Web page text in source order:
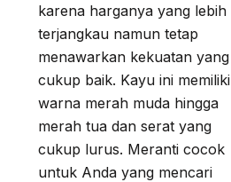
karena harganya yang lebih
terjangkau namun tetap
menawarkan kekuatan yang
cukup baik. Kayu ini memiliki
warna merah muda hingga
merah tua dan serat yang
cukup lurus. Meranti cocok
untuk Anda yang mencari